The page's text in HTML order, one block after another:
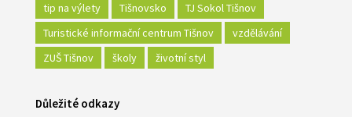
tip na výlety
Tišnovsko
TJ Sokol Tišnov
Turistické informační centrum Tišnov
vzdělávání
ZUŠ Tišnov
školy životní styl
Důležité odkazy